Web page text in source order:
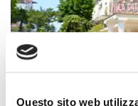
Questo sito web
Hotel
Hotel Villa Caterina